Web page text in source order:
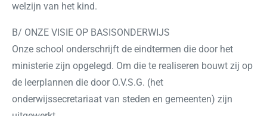
welzijn van het kind.
B/ ONZE VISIE OP BASISONDERWIJS
Onze school onderschrijft de eindtermen die door het
ministerie zijn opgelegd. Om die te realiseren bouwt zij op
de leerplannen die door O.V.S.G. (het
onderwijssecretariaat van steden en gemeenten) zijn